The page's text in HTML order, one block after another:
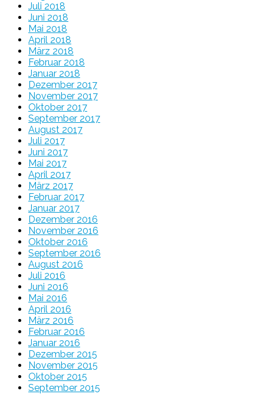
Juli 2018
Juni 2018
Mai 2018
April 2018
März 2018
Februar 2018
Januar 2018
Dezember 2017
November 2017
Oktober 2017
September 2017
August 2017
Juli 2017
Juni 2017
Mai 2017
April 2017
März 2017
Februar 2017
Januar 2017
Dezember 2016
November 2016
Oktober 2016
September 2016
August 2016
Juli 2016
Juni 2016
Mai 2016
April 2016
März 2016
Februar 2016
Januar 2016
Dezember 2015
November 2015
Oktober 2015
September 2015